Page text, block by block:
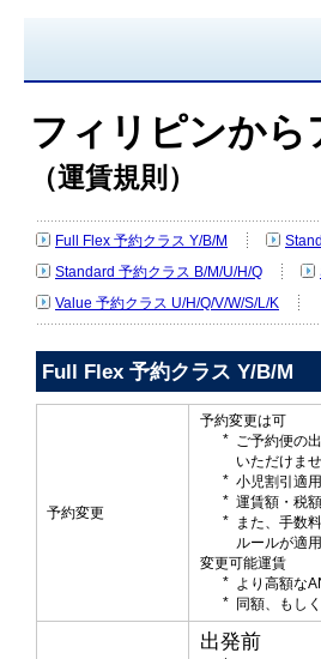
フィリピンか
（運賃規則）
Full Flex 予約クラス Y/B/M
Standard 予約クラス B/M/U/H/Q
Value 予約クラス U/H/Q/V/W/S/L/K
Full Flex 予約クラス Y/B/M
予約変更
予約変更は可
ご予約便の
いただけま
小児割引適
運賃額・税
また、手数
ルールが適
変更可能運賃
より高額な
同額、もし
出発前